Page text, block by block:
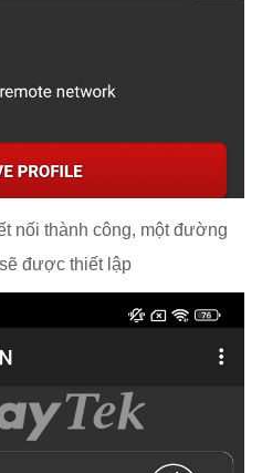
nối thành công, một đường
được thiết lập